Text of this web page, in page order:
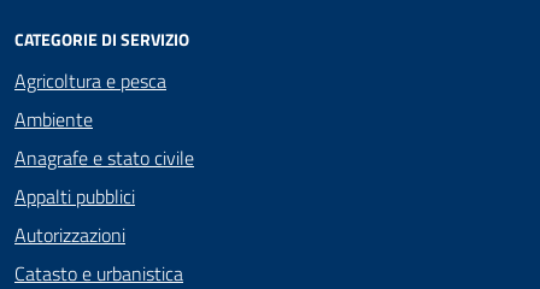
CATEGORIE DI SERVIZIO
Agricoltura e pesca
Ambiente
Anagrafe e stato civile
Appalti pubblici
Autorizzazioni
Catasto e urbanistica